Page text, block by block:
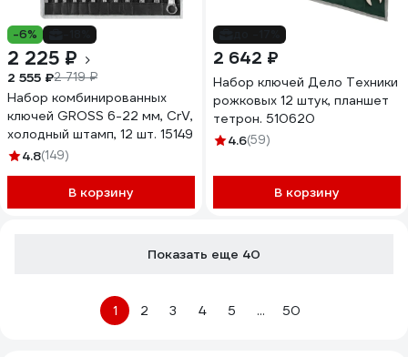
-6%
2 225 ₽
2 555 ₽2 719 ₽
Набор комбинированных
ключей GROSS 6-22 мм, CrV,
холодный штамп, 12 шт. 15149
4.8(149)
В корзину
2 642 ₽
Набор ключей Дело Техники
рожковых 12 штук, планшет
тетрон. 510620
4.6(59)
В корзину
Показать еще 40
1 2 3 4 5 ... 50